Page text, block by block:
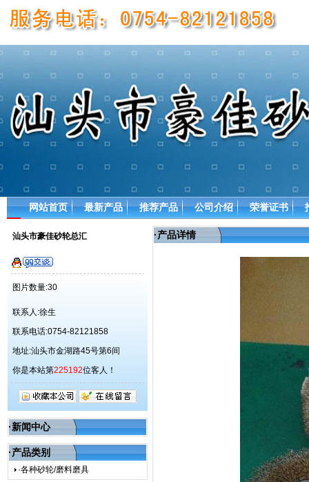
网站首页 最新产品 推荐产品 公司介绍 荣誉证书
汕头市豪佳砂轮总汇
图片数量:30
联系人:徐生
联系电话:0754-82121858
地址:汕头市金湖路45号第6间
你是本站第225192位客人！
·新闻中心
·产品类别
·各种砂轮/磨料磨具
·产品详情